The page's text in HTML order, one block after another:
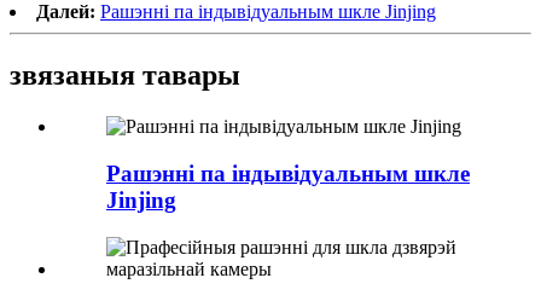
Далей: Рашэнні па індывідуальным шкле Jinjing
звязаныя тавары
Рашэнні па індывідуальным шкле
Jinjing